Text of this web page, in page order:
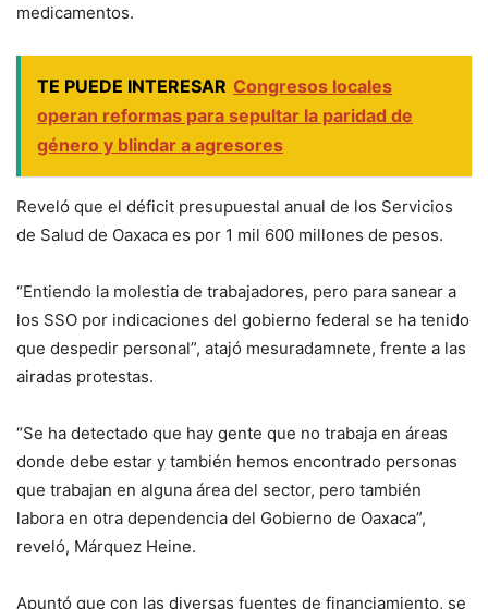
medicamentos.
TE PUEDE INTERESAR Congresos locales
operan reformas para sepultar la paridad de
género y blindar a agresores
Reveló que el déficit presupuestal anual de los Servicios
de Salud de Oaxaca es por 1 mil 600 millones de pesos.
“Entiendo la molestia de trabajadores, pero para sanear a
los SSO por indicaciones del gobierno federal se ha tenido
que despedir personal”, atajó mesuradamnete, frente a las
airadas protestas.
“Se ha detectado que hay gente que no trabaja en áreas
donde debe estar y también hemos encontrado personas
que trabajan en alguna área del sector, pero también
labora en otra dependencia del Gobierno de Oaxaca”,
reveló, Márquez Heine.
Apuntó que con las diversas fuentes de financiamiento, se